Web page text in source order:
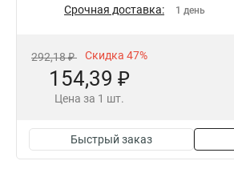
Срочная доставка: 1 день
292,18 ₽ Скидка 47%
154,39 ₽
Цена за 1 шт.
Быстрый заказ